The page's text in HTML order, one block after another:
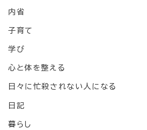
内省
子育て
学び
心と体を整える
日々に忙殺されない人になる
日記
暮らし